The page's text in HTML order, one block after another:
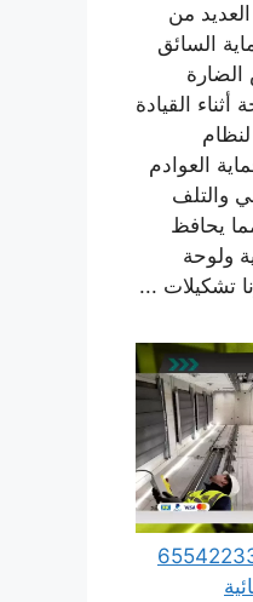
من
السائق
أثناء القيادة
العوادم
والتلف
يحافظ
ولوحة
تشكيلات ...
مصاعد في الكويت 65542233